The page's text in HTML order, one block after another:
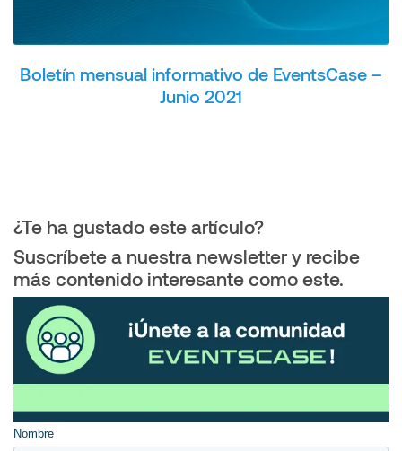
Boletín mensual informativo de EventsCase –
Junio 2021
¿Te ha gustado este artículo?
Suscríbete a nuestra newsletter y recibe
más contenido interesante como este.